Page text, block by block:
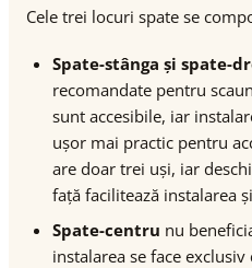
Cele trei locuri spate se
Spate-stânga și spate-
recomandate pentru
sunt accesibile, iar
ușor mai practic pentru
are doar trei uși, iar
față facilitează instalarea
Spate-centru nu
instalarea se face